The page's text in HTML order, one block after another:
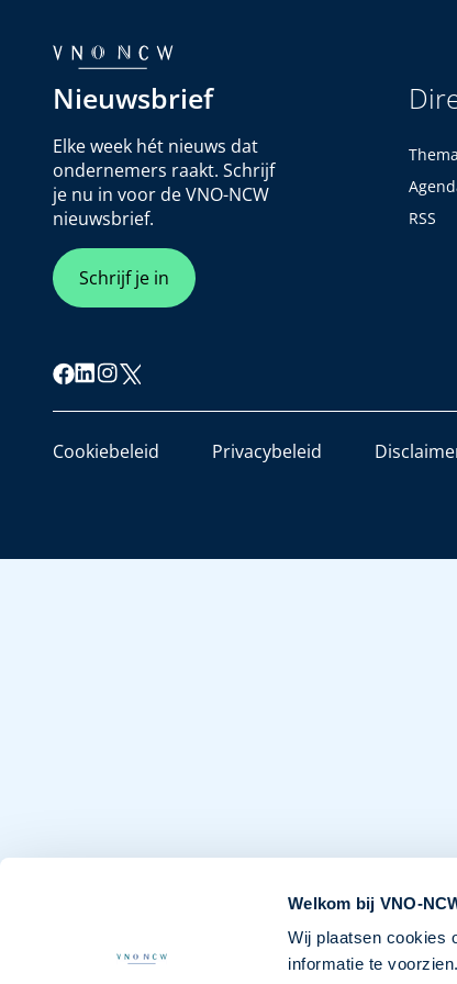
Welkom bij VNO-
Wij plaatsen cookies
informatie te
Nieuwsbrief
Elke week hét nieuws dat
ondernemers raakt. Schrijf
je nu in voor de VNO-NCW
nieuwsbrief.
Schrijf je in
RSS
Cookiebeleid Privacybeleid